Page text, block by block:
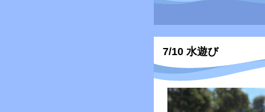
7/10 水遊び